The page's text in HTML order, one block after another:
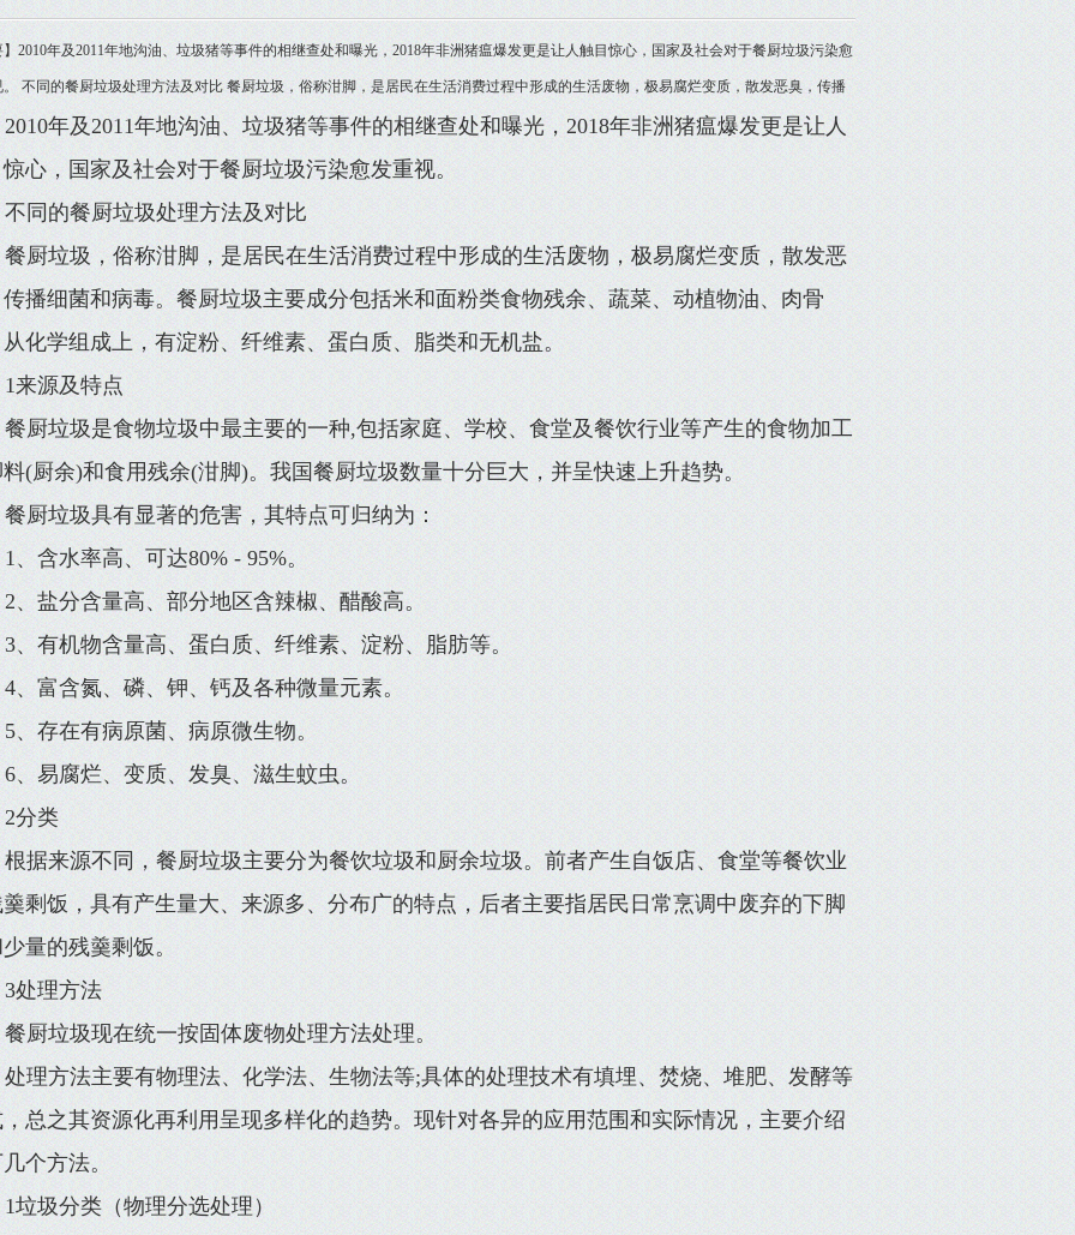
2010年及2011年地沟油、垃圾猪等事件的相继查处和曝光，2018年非洲猪瘟爆发更是让人触目惊心，国家及社会对于餐厨垃圾污染愈
。 不同的餐厨垃圾处理方法及对比 餐厨垃圾，俗称泔脚，是居民在生活消费过程中形成的生活废物，极易腐烂变质，散发恶臭，传播
2010年及2011年地沟油、垃圾猪等事件的相继查处和曝光，2018年非洲猪瘟爆发更是让人
心，国家及社会对于餐厨垃圾污染愈发重视。
不同的餐厨垃圾处理方法及对比
餐厨垃圾，俗称泔脚，是居民在生活消费过程中形成的生活废物，极易腐烂变质，散发恶
播细菌和病毒。餐厨垃圾主要成分包括米和面粉类食物残余、蔬菜、动植物油、肉骨
化学组成上，有淀粉、纤维素、蛋白质、脂类和无机盐。
1来源及特点
餐厨垃圾是食物垃圾中最主要的一种,包括家庭、学校、食堂及餐饮行业等产生的食物加工
(厨余)和食用残余(泔脚)。我国餐厨垃圾数量十分巨大，并呈快速上升趋势。
餐厨垃圾具有显著的危害，其特点可归纳为：
1、含水率高、可达80% - 95%。
2、盐分含量高、部分地区含辣椒、醋酸高。
3、有机物含量高、蛋白质、纤维素、淀粉、脂肪等。
4、富含氮、磷、钾、钙及各种微量元素。
5、存在有病原菌、病原微生物。
6、易腐烂、变质、发臭、滋生蚊虫。
2分类
根据来源不同，餐厨垃圾主要分为餐饮垃圾和厨余垃圾。前者产生自饭店、食堂等餐饮业
剩饭，具有产生量大、来源多、分布广的特点，后者主要指居民日常烹调中废弃的下脚
量的残羹剩饭。
3处理方法
餐厨垃圾现在统一按固体废物处理方法处理。
处理方法主要有物理法、化学法、生物法等;具体的处理技术有填埋、焚烧、堆肥、发酵等
总之其资源化再利用呈现多样化的趋势。现针对各异的应用范围和实际情况，主要介绍
个方法。
1垃圾分类（物理分选处理）